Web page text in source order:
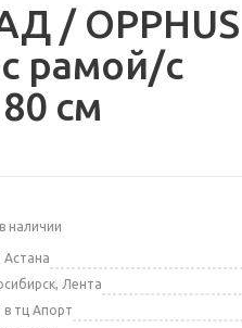
/
рамой/с
см
наличии
Лента
тц Апорт